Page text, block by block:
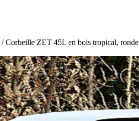
/ Corbeille ZET 45L en bois tropical, ronde